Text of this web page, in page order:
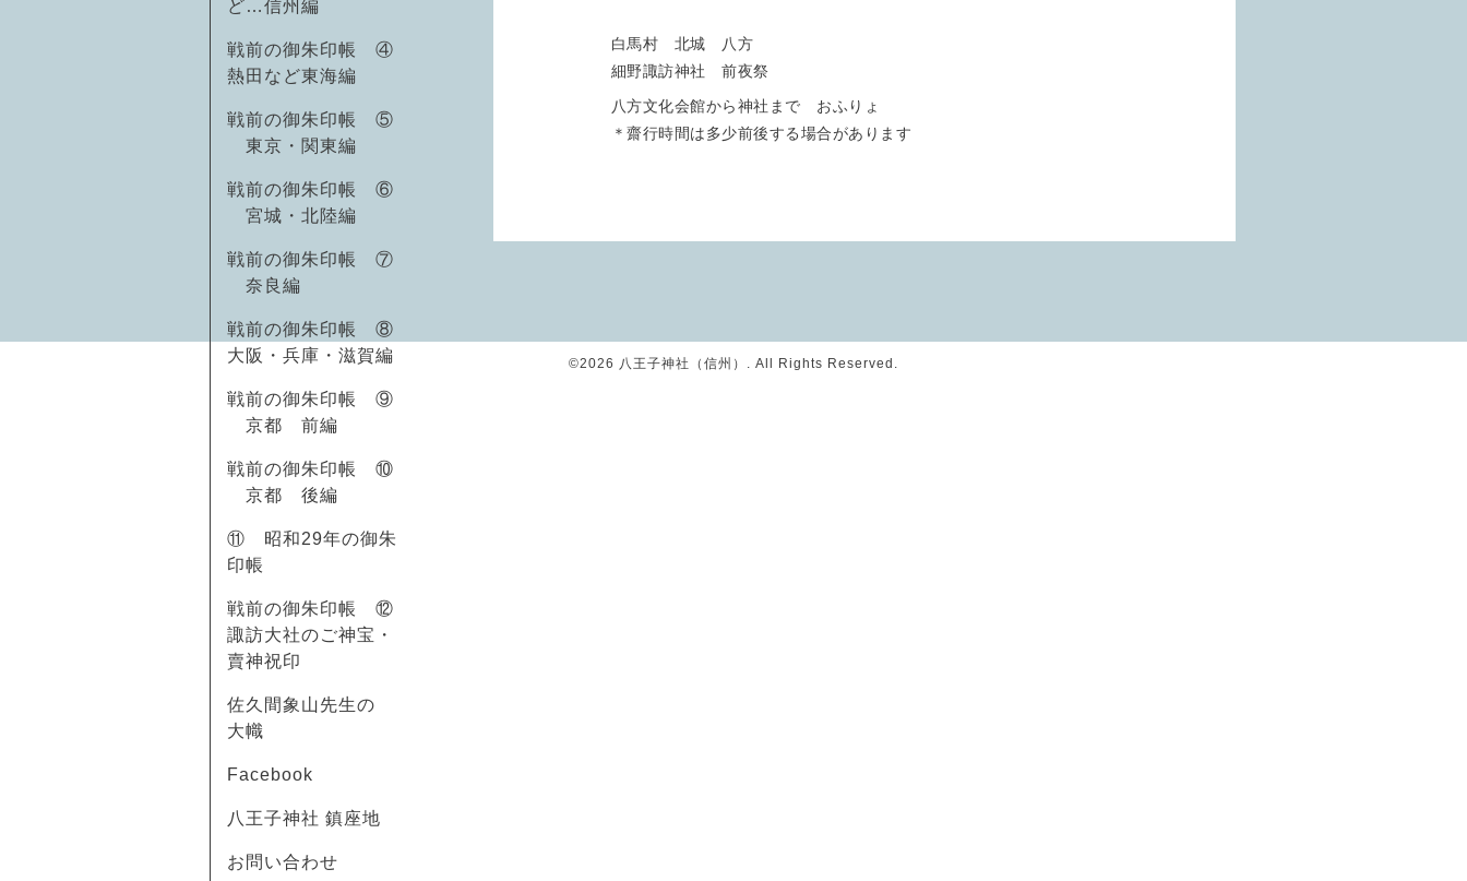
ど…信州編
戦前の御朱印帳 ④
熱田など東海編
戦前の御朱印帳 ⑤
東京・関東編
戦前の御朱印帳 ⑥
宮城・北陸編
戦前の御朱印帳 ⑦
奈良編
戦前の御朱印帳 ⑧
大阪・兵庫・滋賀編
戦前の御朱印帳 ⑨
京都 前編
戦前の御朱印帳 ⑩
京都 後編
⑪ 昭和29年の御朱
印帳
戦前の御朱印帳 ⑫
諏訪大社のご神宝・
賣神祝印
佐久間象山先生の
大幟
Facebook
八王子神社 鎮座地
お問い合わせ
白馬村 北城 八方
細野諏訪神社 前夜祭
八方文化会館から神社まで おふりょ
＊齋行時間は多少前後する場合があります
©2026 八王子神社（信州） . All Rights Reserved.